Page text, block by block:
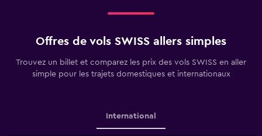
Offres de vols SWISS allers simples
Trouvez un billet et comparez les prix des vols SWISS en aller
simple pour les trajets domestiques et internationaux
International